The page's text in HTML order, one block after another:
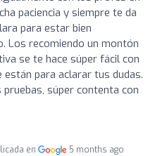
paciencia y siempre te da
para estar bien
Los recomiendo un montón
se te hace súper fácil con
para aclarar tus dudas.
súper contenta con
en 5 months ago